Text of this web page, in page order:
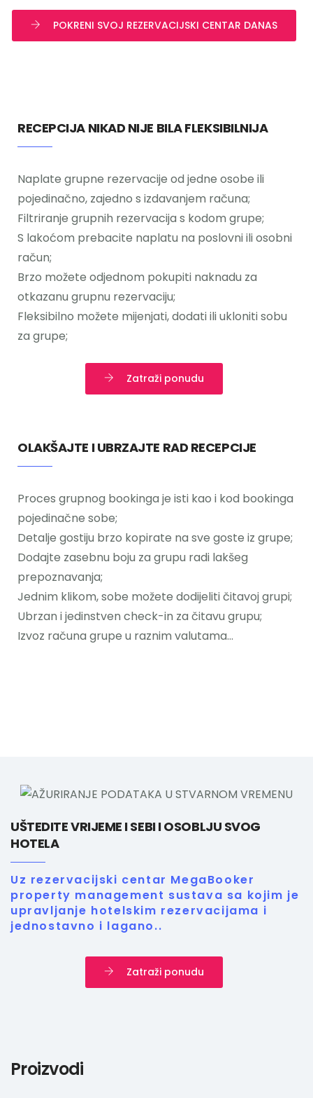
POKRENI SVOJ REZERVACIJSKI CENTAR DANAS
RECEPCIJA NIKAD NIJE BILA FLEKSIBILNIJA
Naplate grupne rezervacije od jedne osobe ili
pojedinačno, zajedno s izdavanjem računa;
Filtriranje grupnih rezervacija s kodom grupe;
S lakoćom prebacite naplatu na poslovni ili osobni
račun;
Brzo možete odjednom pokupiti naknadu za
otkazanu grupnu rezervaciju;
Fleksibilno možete mijenjati, dodati ili ukloniti sobu
za grupe;
Zatraži ponudu
OLAKŠAJTE I UBRZAJTE RAD RECEPCIJE
Proces grupnog bookinga je isti kao i kod bookinga
pojedinačne sobe;
Detalje gostiju brzo kopirate na sve goste iz grupe;
Dodajte zasebnu boju za grupu radi lakšeg
prepoznavanja;
Jednim klikom, sobe možete dodijeliti čitavoj grupi;
Ubrzan i jedinstven check-in za čitavu grupu;
Izvoz računa grupe u raznim valutama…
UŠTEDITE VRIJEME I SEBI I OSOBLJU SVOG
HOTELA
Uz rezervacijski centar MegaBooker
property management sustava sa kojim je
upravljanje hotelskim rezervacijama i
jednostavno i lagano..
Zatraži ponudu
Proizvodi